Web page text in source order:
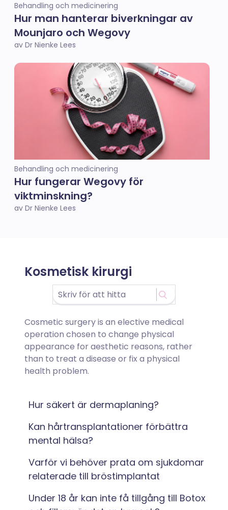
Behandling och medicinering
Hur man hanterar biverkningar av
Mounjaro och Wegovy
av Dr Nienke Lees
Behandling och medicinering
Hur fungerar Wegovy för
viktminskning?
av Dr Nienke Lees
Kosmetisk kirurgi
Cosmetic surgery is an elective medical
operation chosen to change physical
appearance for aesthetic reasons, rather
than to treat a disease or fix a physical
health problem.
Hur säkert är dermaplaning?
Kan hårtransplantationer förbättra
mental hälsa?
Varför vi behöver prata om sjukdomar
relaterade till bröstimplantat
Under 18 år kan inte få tillgång till Botox